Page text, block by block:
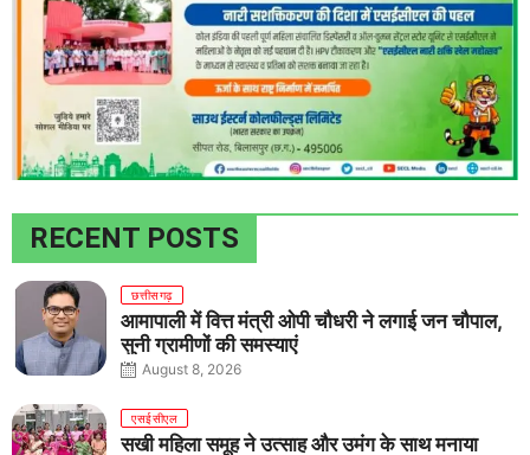
RECENT POSTS
छत्तीसगढ़
आमापाली में वित्त मंत्री ओपी चौधरी ने लगाई जन चौपाल,
सुनी ग्रामीणों की समस्याएं
August 8, 2026
एसईसीएल
सखी महिला समूह ने उत्साह और उमंग के साथ मनाया